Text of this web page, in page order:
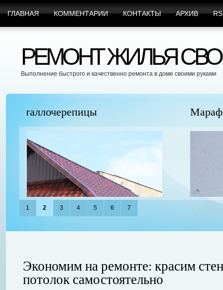
ГЛАВНАЯ КОММЕНТАРИИ КОНТАКТЫ АРХИВ
РЕМОНТ ЖИЛЬЯ
Выполнение быстрого и качественно ремонта в доме своими руками
Марафет Поможет с Любыми Видами
1 2 3 4 5 6 7
Экономим на ремонте: красим
потолок самостоятельно